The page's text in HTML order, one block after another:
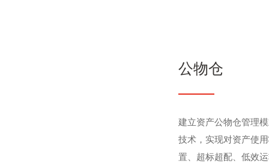
公物仓
建立资产公物仓管理
技术，实现对资产使
置、超标超配、低效